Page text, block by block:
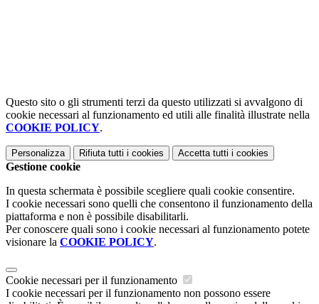
Questo sito o gli strumenti terzi da questo utilizzati si avvalgono di
cookie necessari al funzionamento ed utili alle finalità illustrate nella
COOKIE POLICY.
Personalizza Rifiuta tutti i cookies Accetta tutti i cookies
Gestione cookie
In questa schermata è possibile scegliere quali cookie consentire.
I cookie necessari sono quelli che consentono il funzionamento della
piattaforma e non è possibile disabilitarli.
Per conoscere quali sono i cookie necessari al funzionamento potete
visionare la COOKIE POLICY.
Cookie necessari per il funzionamento
I cookie necessari per il funzionamento non possono essere